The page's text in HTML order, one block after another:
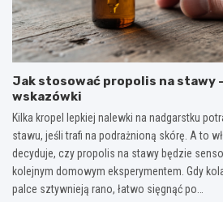
Jak stosować propolis na stawy
wskazówki
Kilka kropel lepkiej nalewki na nadgarstku
stawu, jeśli trafi na podrażnioną skórę. A to
decyduje, czy propolis na stawy będzie
kolejnym domowym eksperymentem. Gdy
palce sztywnieją rano, łatwo sięgnąć po…